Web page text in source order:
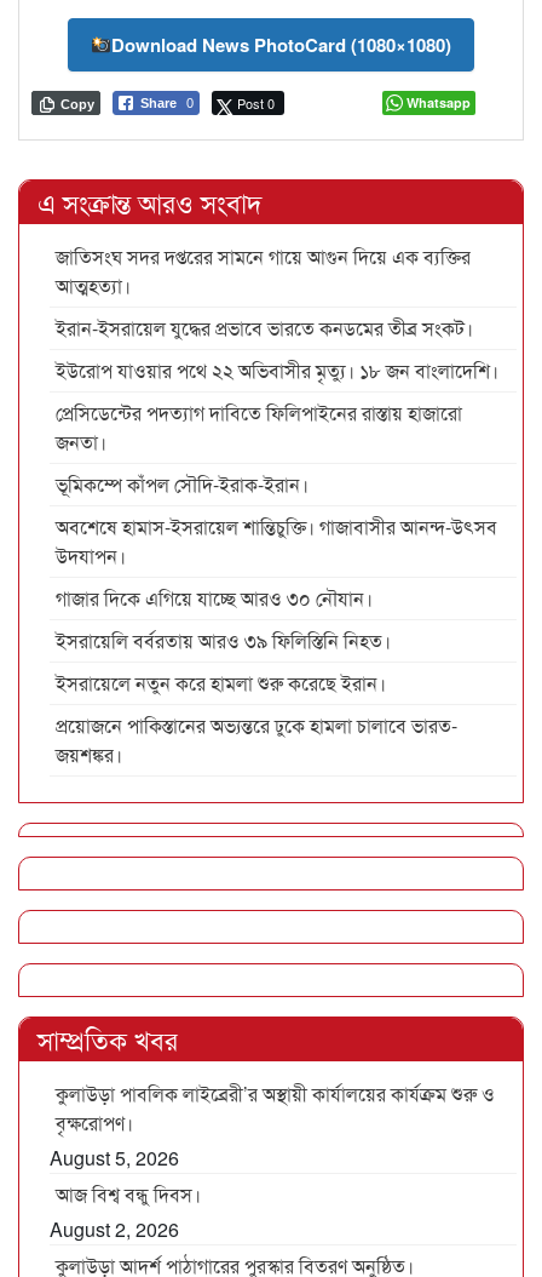
Download News PhotoCard (1080×1080)
Share 0 Post 0
Copy Whatsapp
এ সংক্রান্ত আরও সংবাদ
জাতিসংঘ সদর দপ্তরের সামনে গায়ে আগুন দিয়ে এক ব্যক্তির
আত্মহত্যা।
ইরান-ইসরায়েল যুদ্ধের প্রভাবে ভারতে কনডমের তীব্র সংকট।
ইউরোপ যাওয়ার পথে ২২ অভিবাসীর মৃত্যু। ১৮ জন বাংলাদেশি।
প্রেসিডেন্টের পদত্যাগ দাবিতে ফিলিপাইনের রাস্তায় হাজারো
জনতা।
ভূমিকম্পে কাঁপল সৌদি-ইরাক-ইরান।
অবশেষে হামাস-ইসরায়েল শান্তিচুক্তি। গাজাবাসীর আনন্দ-উৎসব
উদযাপন।
গাজার দিকে এগিয়ে যাচ্ছে আরও ৩০ নৌযান।
ইসরায়েলি বর্বরতায় আরও ৩৯ ফিলিস্তিনি নিহত।
ইসরায়েলে নতুন করে হামলা শুরু করেছে ইরান।
প্রয়োজনে পাকিস্তানের অভ্যন্তরে ঢুকে হামলা চালাবে ভারত-
জয়শঙ্কর।
সাম্প্রতিক খবর
কুলাউড়া পাবলিক লাইব্রেরী’র অস্থায়ী কার্যালয়ের কার্যক্রম শুরু ও
বৃক্ষরোপণ।
August 5, 2026
আজ বিশ্ব বন্ধু দিবস।
August 2, 2026
কুলাউড়া আদর্শ পাঠাগারের পুরস্কার বিতরণ অনুষ্ঠিত।